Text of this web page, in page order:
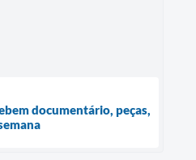
documentário, peças,